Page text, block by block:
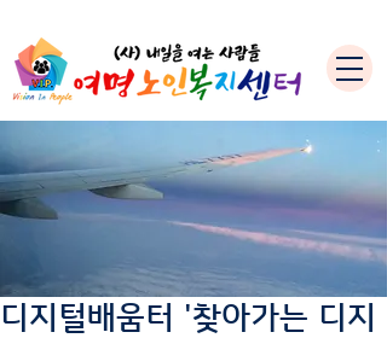
디지털배움터 '찾아가는 디지